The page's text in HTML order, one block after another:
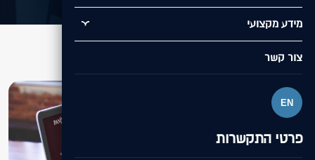
מידע מקצועי
צור קשר
EN
פרטי התקשרות